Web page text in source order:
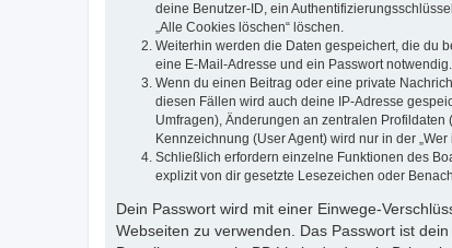
deine Benutzer-ID, ein
„Alle Cookies löschen“ löschen.
Weiterhin werden die Daten gespeichert, die du
eine E-Mail-Adresse und ein Passwort
Wenn du einen Beitrag oder eine private
diesen Fällen wird auch deine IP-Adresse
Umfragen), Änderungen an zentralen
Kennzeichnung (User Agent) wird nur in der
Schließlich erfordern einzelne Funktionen des
explizit von dir gesetzte Lesezeichen oder
Dein Passwort wird mit einer Einwege-
Webseiten zu verwenden. Das Passwort ist